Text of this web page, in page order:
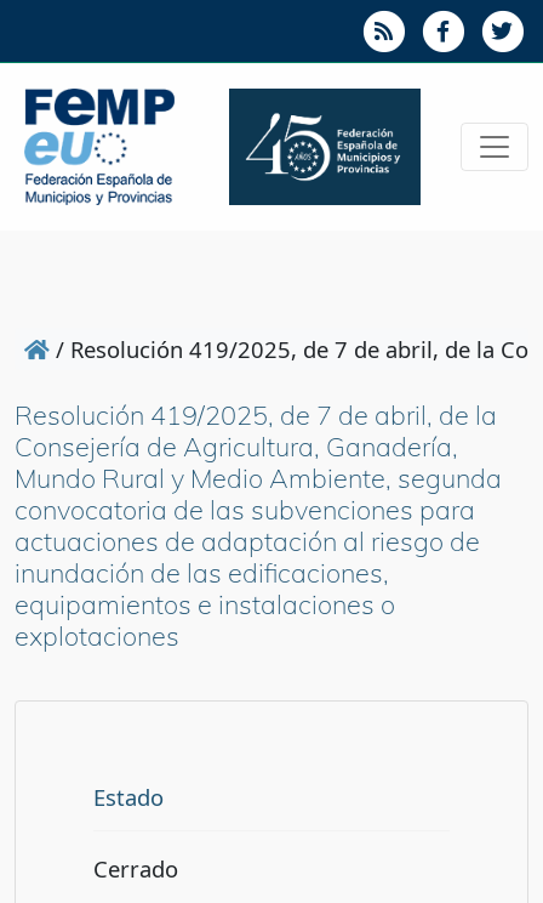
/ Resolución 419/2025, de 7 de abril, de la
Resolución 419/2025, de 7 de abril, de la
Consejería de Agricultura, Ganadería,
Mundo Rural y Medio Ambiente, segunda
convocatoria de las subvenciones para
actuaciones de adaptación al riesgo de
inundación de las edificaciones,
equipamientos e instalaciones o
explotaciones
Estado
Cerrado